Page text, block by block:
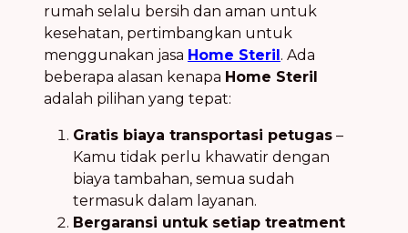
rumah selalu bersih dan aman untuk
kesehatan, pertimbangkan untuk
menggunakan jasa Home Steril . Ada
beberapa alasan kenapa Home Steril
adalah pilihan yang tepat:
Gratis biaya transportasi petugas –
Kamu tidak perlu khawatir dengan
biaya tambahan, semua sudah
termasuk dalam layanan.
Bergaransi untuk setiap treatment